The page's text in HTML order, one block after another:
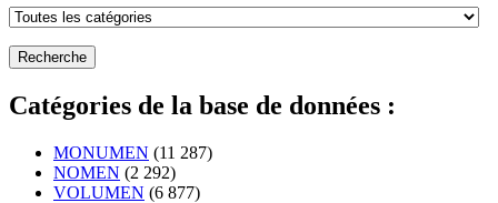
Catégories de la base de données :
MONUMEN (11 287)
NOMEN (2 292)
VOLUMEN (6 877)